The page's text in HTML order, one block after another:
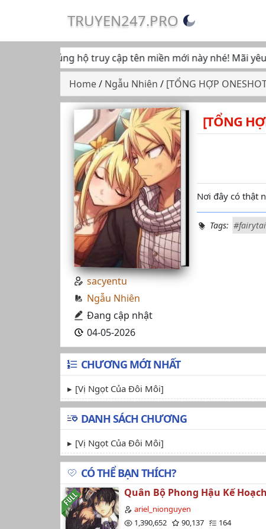
TRUYEN247.PRO
tiếp tục ủng hộ truy cập tên miền mới này nhé! Mãi yêu... ♥
Home/ Ngẫu Nhiên / [TỔNG HỢP
sacyentu
Ngẫu Nhiên
Đang cập nhật
04-05-2026
[TỔNG
Nơi đây có thật
Tags:
CHƯƠNG MỚI NHẤT
[Vị Ngọt Của Đôi Môi]
DANH SÁCH CHƯƠNG
[Vị Ngọt Của Đôi Môi]
CÓ THỂ BẠN THÍCH?
Quân Bộ Phong Hậu Kế
ariel_nionguyen
1,390,652
90,137
164